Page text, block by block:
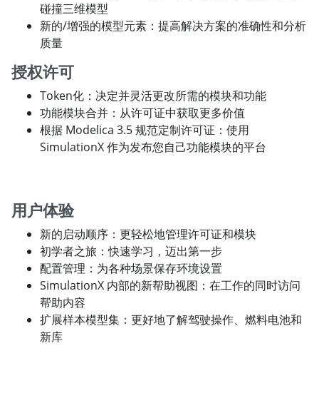
碰撞三维模型
新的/增强的模型元素：提高解决方案的准确性和分析
质量
授权许可
Token化：决定并灵活更改所需的模块和功能
功能模块合并：从许可证中获取更多价值
根据 Modelica 3.5 规范定制许可证：使用
SimulationX 作为发布您自己功能模块的平台
用户体验
新的启动顺序：更轻松地管理许可证和模块
初学者之旅：快速学习，迈出第一步
配置管理：为各种场景保存环境设置
SimulationX 内部的新帮助视图：在工作的同时访问
帮助内容
扩展样本模型集：更好地了解驾驶操作、燃料电池和
新库